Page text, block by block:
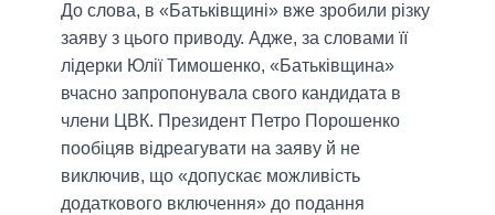
До слова, в «Батьківщині» вже зробили різку
заяву з цього приводу. Адже, за словами її
лідерки Юлії Тимошенко, «Батьківщина»
вчасно запропонувала свого кандидата в
члени ЦВК. Президент Петро Порошенко
пообіцяв відреагувати на заяву й не
виключив, що «допускає можливість
додаткового включення» до подання